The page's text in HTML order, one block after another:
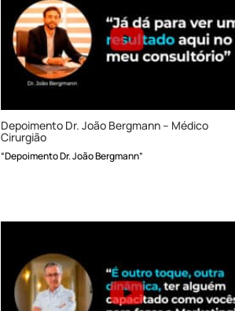
Depoimento Dr. João Bergmann – Médico
Cirurgião
“Depoimento Dr. João Bergmann”